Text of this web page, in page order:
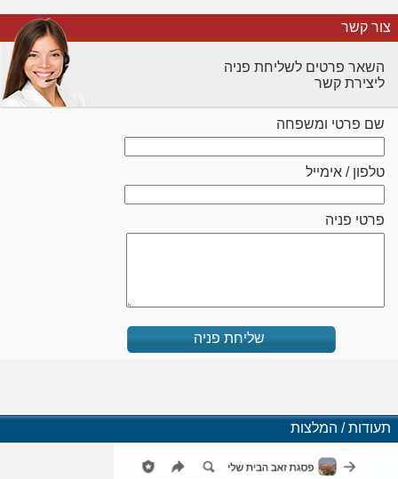
צור קשר
השאר פרטים לשליחת פניה
ליצירת קשר
שם פרטי ומשפחה
טלפון / אימייל
פרטי פניה
שליחת פניה
תעודות / המלצות